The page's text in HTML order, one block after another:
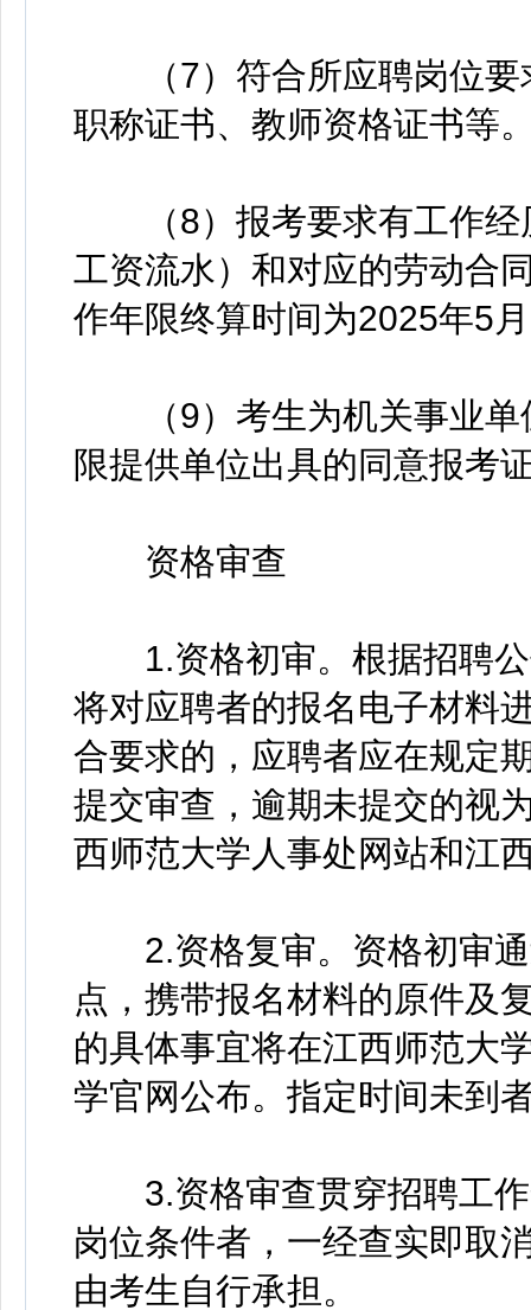
（7）符合所应聘岗位要
职称证书、教师资格证书等
（8）报考要求有工作经
工资流水）和对应的劳动合
作年限终算时间为2025年5
（9）考生为机关事业单
限提供单位出具的同意报考
资格审查
1.资格初审。根据招聘公
将对应聘者的报名电子材料
合要求的，应聘者应在规定
提交审查，逾期未提交的视
西师范大学人事处网站和江
2.资格复审。资格初审通
点，携带报名材料的原件及
的具体事宜将在江西师范大
学官网公布。指定时间未到
3.资格审查贯穿招聘工作
岗位条件者，一经查实即取
由考生自行承担。